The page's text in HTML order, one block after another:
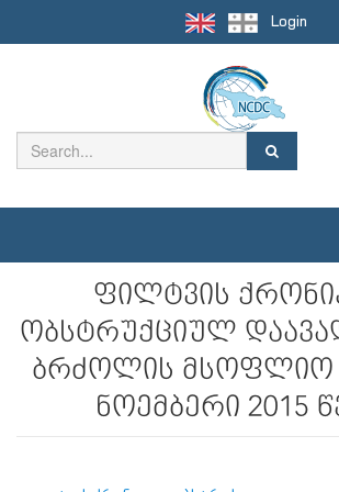
Login
ფილტვის
ობსტრუქციულ
ბრძოლის მსოფლიო
ნოემბერი 2015